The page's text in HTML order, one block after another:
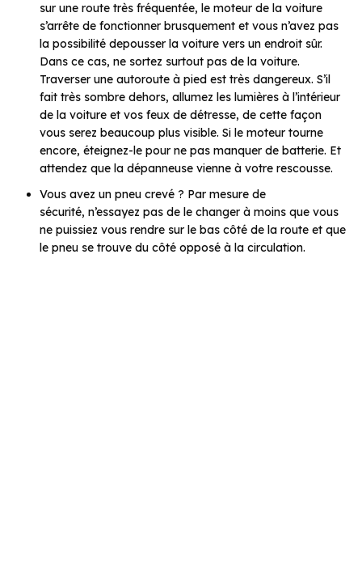
sur une route très fréquentée, le moteur de la voiture
s’arrête de fonctionner brusquement et vous n’avez pas
la possibilité depousser la voiture vers un endroit sûr.
Dans ce cas, ne sortez surtout pas de la voiture.
Traverser une autoroute à pied est très dangereux. S’il
fait très sombre dehors, allumez les lumières à l’intérieur
de la voiture et vos feux de détresse, de cette façon
vous serez beaucoup plus visible. Si le moteur tourne
encore, éteignez-le pour ne pas manquer de batterie. Et
attendez que la dépanneuse vienne à votre rescousse.
Vous avez un pneu crevé ? Par mesure de
sécurité, n’essayez pas de le changer à moins que vous
ne puissiez vous rendre sur le bas côté de la route et que
le pneu se trouve du côté opposé à la circulation.